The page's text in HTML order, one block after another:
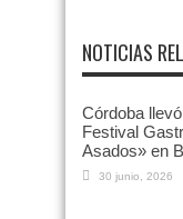
NOTICIAS
Córdoba
Festival
Asados» en
30 junio, 2026